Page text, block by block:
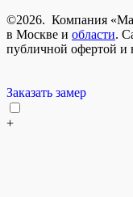
©2026. Компания
в Москве и области.
публичной офертой и
Заказать замер
+